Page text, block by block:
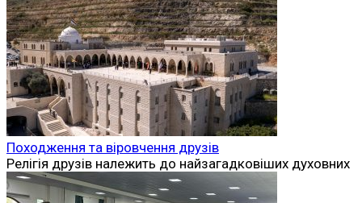
Походження та віровчення друзів
Релігія друзів належить до найзагадковіших духовних